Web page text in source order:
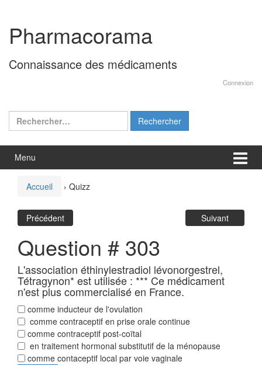
contenu
menu
principal
Pharmacorama
Connaissance des médicaments
Connexion
Rechercher :
Menu
Accueil › Quizz
Précédent Suivant
Question # 303
L'association éthinylestradiol lévonorgestrel,
Tétragynon* est utilisée : *** Ce médicament
n'est plus commercialisé en France.
comme inducteur de l'ovulation
comme contraceptif en prise orale continue
comme contraceptif post-coïtal
en traitement hormonal substitutif de la ménopause
comme contaceptif local par voie vaginale